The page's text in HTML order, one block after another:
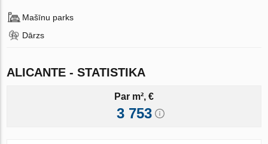
Mašīnu parks
Dārzs
ALICANTE - STATISTIKA
Par m², €
3 753